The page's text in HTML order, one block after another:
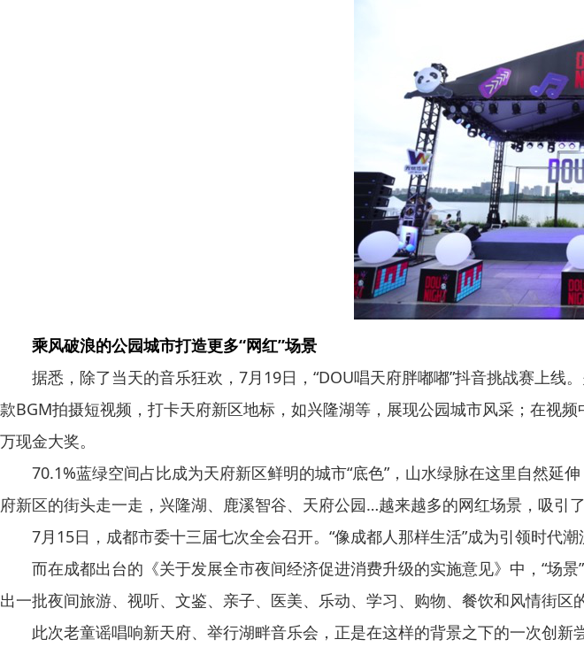
乘风破浪的公园城市打造更多“网红”场景
据悉，除了当天的音乐狂欢，7月19日，“DOU唱天府胖嘟嘟”抖音挑战赛上线
款BGM拍摄短视频，打卡天府新区地标，如兴隆湖等，展现公园城市风采；在视
万现金大奖。
70.1%蓝绿空间占比成为天府新区鲜明的城市“底色”，山水绿脉在这里自然延
府新区的街头走一走，兴隆湖、鹿溪智谷、天府公园…越来越多的网红场景，吸引了
7月15日，成都市委十三届七次全会召开。“像成都人那样生活”成为引领时代潮
而在成都出台的《关于发展全市夜间经济促进消费升级的实施意见》中，“场
出一批夜间旅游、视听、文鉴、亲子、医美、乐动、学习、购物、餐饮和风情街区
此次老童谣唱响新天府、举行湖畔音乐会，正是在这样的背景之下的一次创新